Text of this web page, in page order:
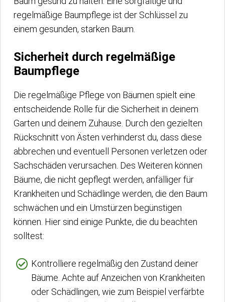
regelmäßige Baumpflege ist der Schlüssel zu
einem gesunden, starken Baum.
Sicherheit durch regelmäßige
Baumpflege
Die regelmäßige Pflege von Bäumen spielt eine
entscheidende Rolle für die Sicherheit in deinem
Garten und deinem Zuhause. Durch den gezielten
Rückschnitt von Ästen verhinderst du, dass diese
abbrechen und eventuell Personen verletzen oder
Sachschäden verursachen. Des Weiteren können
Bäume, die nicht gepflegt werden, anfälliger für
Krankheiten und Schädlinge werden, die den Baum
schwächen und ein Umstürzen begünstigen
können. Hier sind einige Punkte, die du beachten
solltest:
Kontrolliere regelmäßig den Zustand deiner
Bäume. Achte auf Anzeichen von Krankheiten
oder Schädlingen, wie zum Beispiel verfärbte